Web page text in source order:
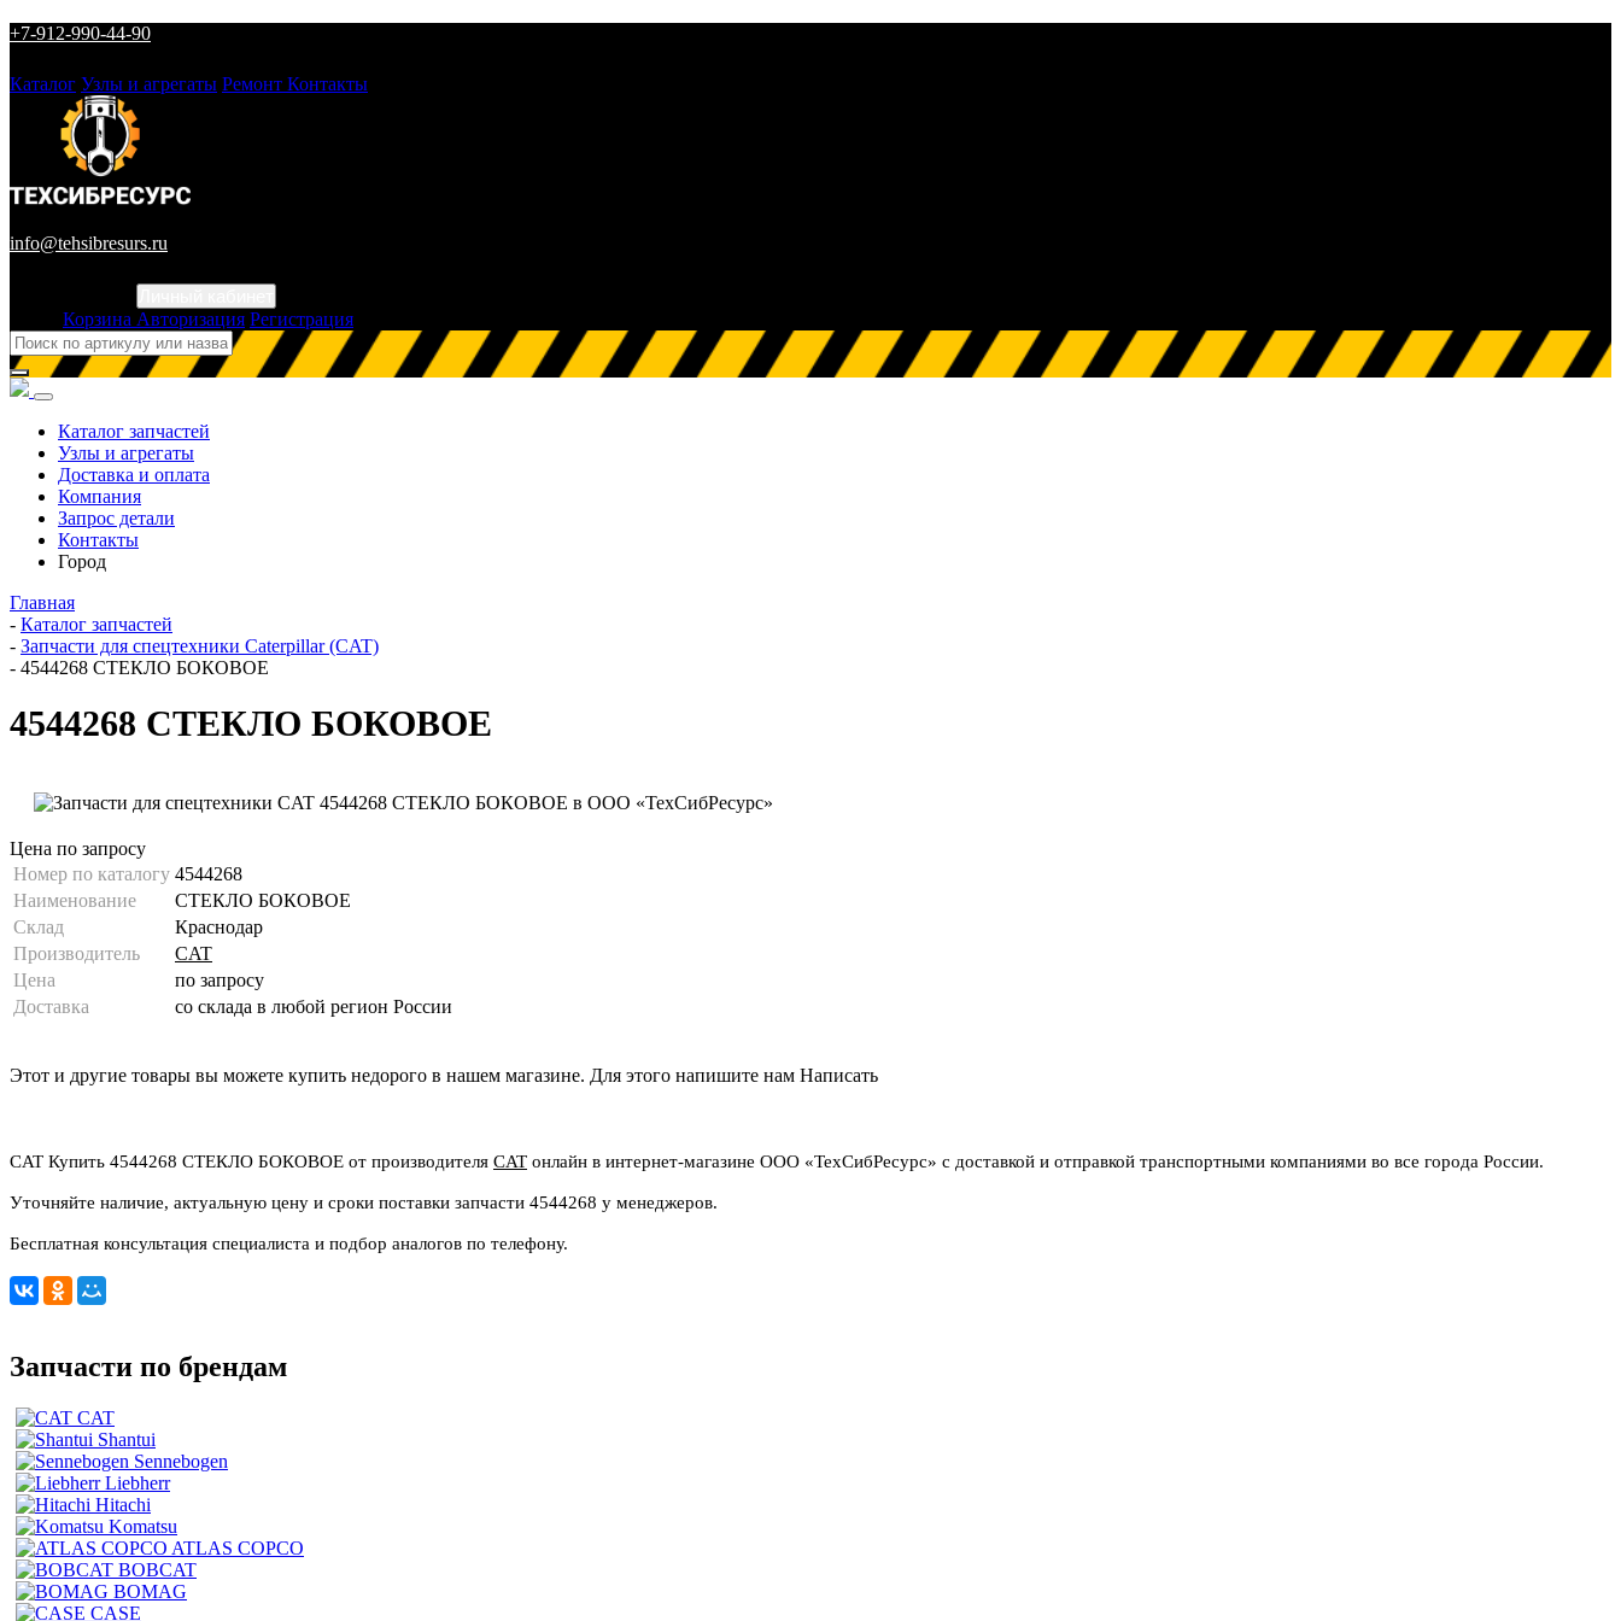
+7-912-990-44-90
Каталог Узлы и агрегаты Ремонт Контакты
info@tehsibresurs.ru
Корзина Авторизация Регистрация
Каталог запчастей
Узлы и агрегаты
Доставка и оплата
Компания
Запрос детали
Контакты
Город
Главная
- Каталог запчастей
- Запчасти для спецтехники Caterpillar (CAT)
- 4544268 СТЕКЛО БОКОВОЕ
4544268 СТЕКЛО БОКОВОЕ
Цена по запросу
Номер по каталогу 4544268
Наименование
СТЕКЛО БОКОВОЕ
Склад
Краснодар
Производитель
CAT
Цена
по запросу
Доставка
со склада в любой регион России
Этот и другие товары вы можете купить недорого в нашем магазине. Для этого напишите нам Написать
CAT Купить 4544268 СТЕКЛО БОКОВОЕ от производителя CAT онлайн в интернет-магазине ООО «ТехСибРесурс» с доставкой и отправкой транспортными компаниями во все города России.
Уточняйте наличие, актуальную цену и сроки поставки запчасти 4544268 у менеджеров.
Бесплатная консультация специалиста и подбор аналогов по телефону.
Запчасти по брендам
CAT
Shantui
Sennebogen
Liebherr
Hitachi
Komatsu
ATLAS COPCO
BOBCAT
BOMAG
CASE